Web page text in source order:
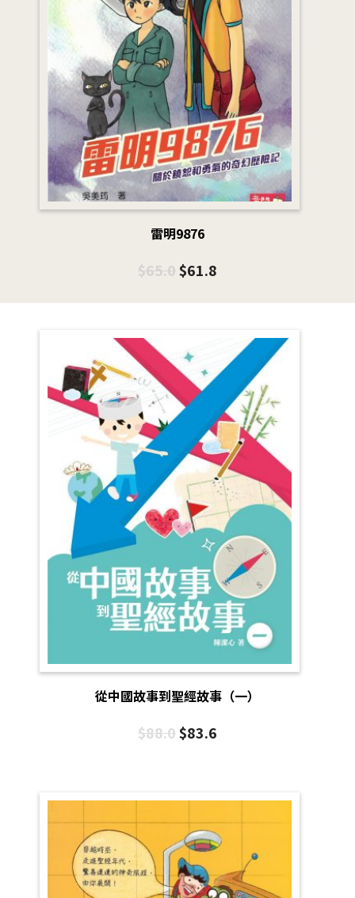
雷明9876
$65.0$61.8
從中國故事到聖經故事（一）
$88.0$83.6